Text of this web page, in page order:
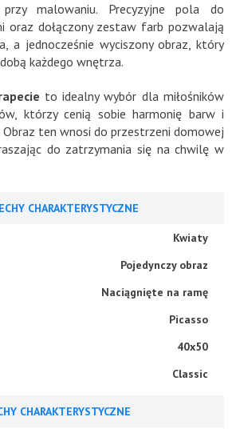
malowaniu. Precyzyjne pola do
oraz dołączony zestaw farb pozwalają
a jednocześnie wyciszony obraz, który
każdego wnętrza.
to idealny wybór dla miłośników
którzy cenią sobie harmonię barw i
ten wnosi do przestrzeni domowej
do zatrzymania się na chwilę w
CHARAKTERYSTYCZNE
Kwiaty
Pojedynczy obraz
Naciągnięte na ramę
Picasso
40x50
Classic
CHARAKTERYSTYCZNE